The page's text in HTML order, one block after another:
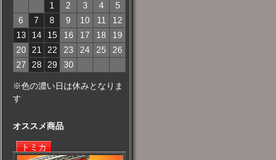
1 2 3 4
5
6
7 8 9 10 11
12
13
14 15 16 17 18
19
20
21 22 23 24 25
26
27
28 29 30
※色の濃い日は休みとなりま
す
オススメ商品
トミカ